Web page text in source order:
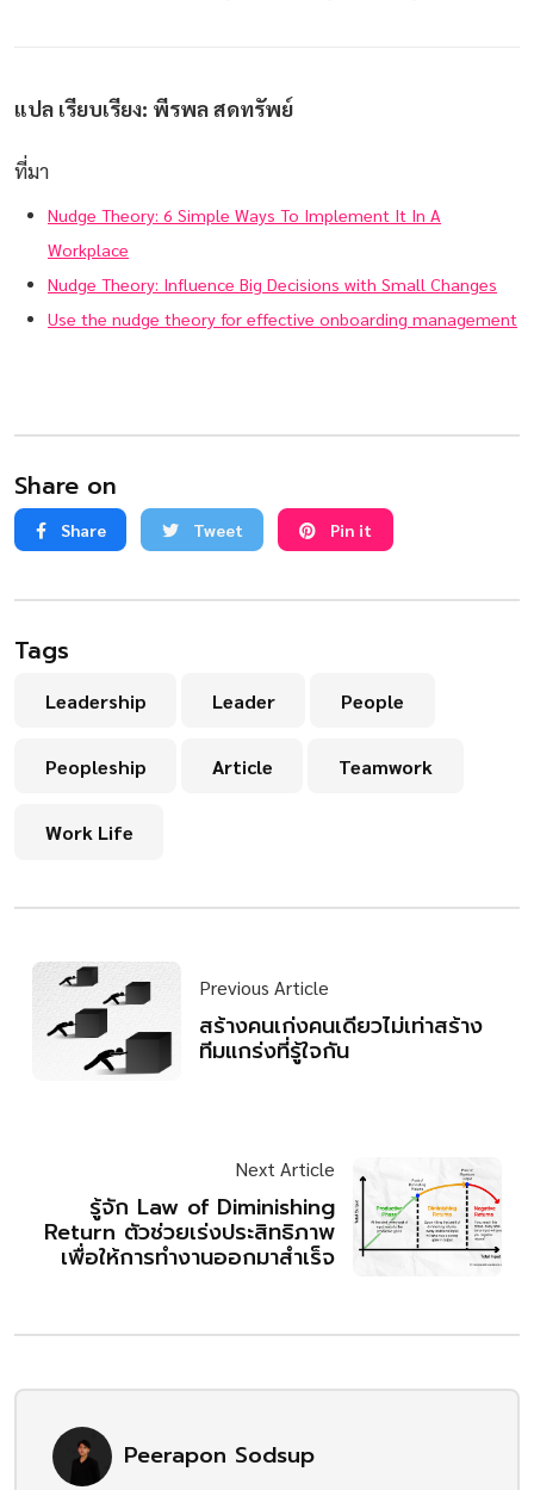
แปล เรียบเรียง: พีรพล สดทรัพย์
ที่มา
Nudge Theory: 6 Simple Ways To Implement It In A
Workplace
Nudge Theory: Influence Big Decisions with Small Changes
Use the nudge theory for effective onboarding management
Share on
Share Tweet Pin it
Tags
Leadership Leader People
Peopleship Article Teamwork
Work Life
Previous Article
สร้างคนเก่งคนเดียวไม่เท่าสร้าง
ทีมแกร่งที่รู้ใจกัน
Next Article
รู้จัก Law of Diminishing
Return ตัวช่วยเร่งประสิทธิภาพ
เพื่อให้การทำงานออกมาสำเร็จ
Peerapon Sodsup